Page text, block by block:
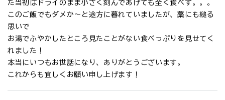
た当初はドライのまま小さく刻んであげても全く食べず。。。
このご飯でもダメか〜と途方に暮れていましたが、藁にも縋る
思いで
お湯でふやかしたところ見たことがない食べっぷりを見せてく
れました！
本当にいつもお世話になり、ありがとうございます。
これからも宜しくお願い申し上げます！